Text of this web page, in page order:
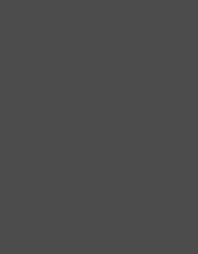
в старых домах